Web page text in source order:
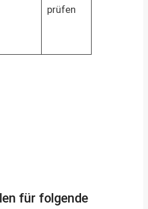
prüfen
für folgende